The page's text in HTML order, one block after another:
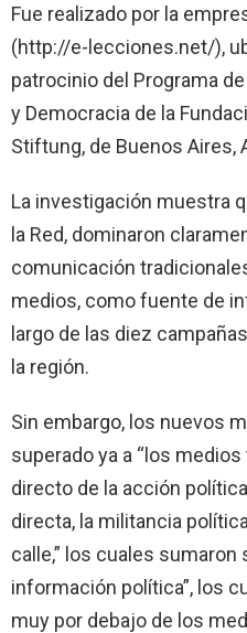
Fue realizado por la
(http://e-lecciones.net/),
patrocinio del Programa
y Democracia de la
Stiftung, de Buenos Aires,
La investigación muestra
la Red, dominaron
comunicación
medios, como fuente de
largo de las diez
la región.
Sin embargo, los nuevos
superado ya a “los
directo de la acción
directa, la militancia
calle,” los cuales
información política”, los
muy por debajo de los